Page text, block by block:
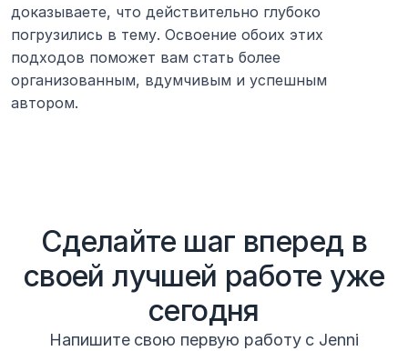
доказываете, что действительно глубоко
погрузились в тему. Освоение обоих этих
подходов поможет вам стать более
организованным, вдумчивым и успешным
автором.
Сделайте шаг вперед в
своей лучшей работе уже
сегодня
Напишите свою первую работу с Jenni